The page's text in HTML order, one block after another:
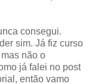
consegui.
sim. Já fiz curso
não o
já falei no post
então vamo